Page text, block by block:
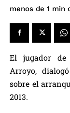
menos de 1 min
El jugador de
Arroyo,
sobre el
2013.